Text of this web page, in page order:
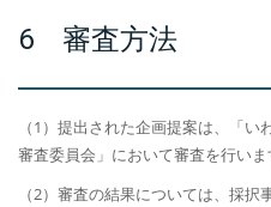
6 審査方法
（1）提出された企画提案は、「
審査委員会」において審査を行いま
（2）審査の結果については、採